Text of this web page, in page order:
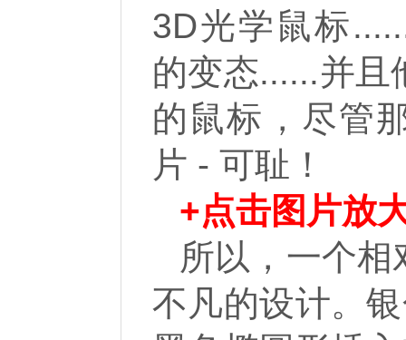
3D光学鼠标
的变态......并且
的鼠标，尽管
片 - 可耻！
+点击图片放
所以，一个
不凡的设计。